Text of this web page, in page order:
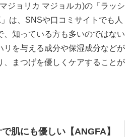
ジョリカ マジョルカ)の「ラッシ
は、SNSや口コミサイトでも人
、知っている方も多いのではない
リを与える成分や保湿成分などが
、まつげを優しくケアすることが
肌にも優しい【ANGFA】